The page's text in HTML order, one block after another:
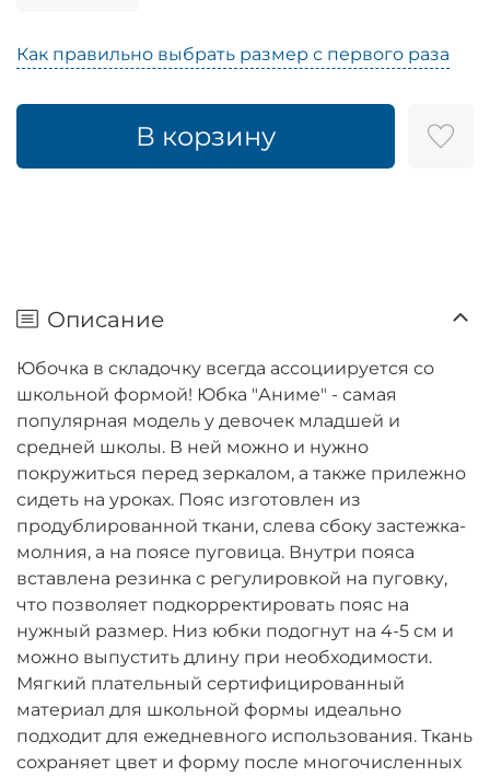
Как правильно выбрать размер с первого раза
В корзину
Описание
Юбочка в складочку всегда ассоциируется со
школьной формой! Юбка "Аниме" - самая
популярная модель у девочек младшей и
средней школы. В ней можно и нужно
покружиться перед зеркалом, а также прилежно
сидеть на уроках. Пояс изготовлен из
продублированной ткани, слева сбоку застежка-
молния, а на поясе пуговица. Внутри пояса
вставлена резинка с регулировкой на пуговку,
что позволяет подкорректировать пояс на
нужный размер. Низ юбки подогнут на 4-5 см и
можно выпустить длину при необходимости.
Мягкий плательный сертифицированный
материал для школьной формы идеально
подходит для ежедневного использования. Ткань
сохраняет цвет и форму после многочисленных